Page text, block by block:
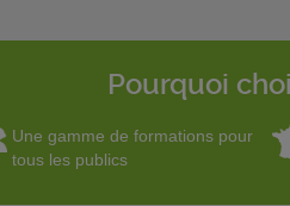
Pourquoi
Une gamme de formations pour
tous les publics